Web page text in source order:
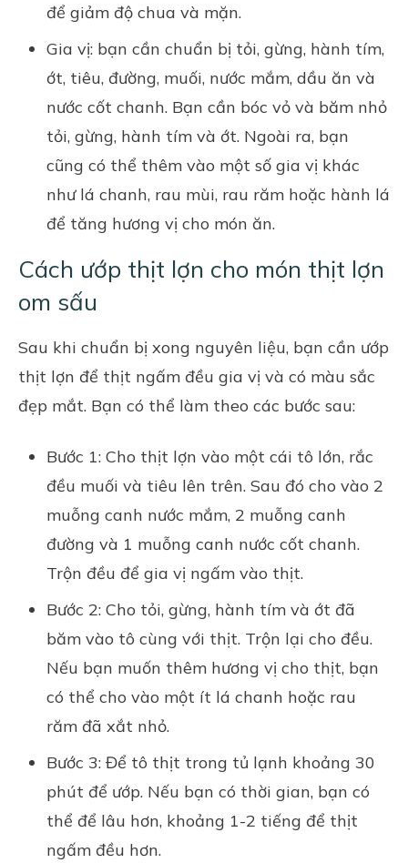
để giảm độ chua và mặn.
Gia vị: bạn cần chuẩn bị tỏi, gừng, hành tím,
ớt, tiêu, đường, muối, nước mắm, dầu ăn và
nước cốt chanh. Bạn cần bóc vỏ và băm nhỏ
tỏi, gừng, hành tím và ớt. Ngoài ra, bạn
cũng có thể thêm vào một số gia vị khác
như lá chanh, rau mùi, rau răm hoặc hành lá
để tăng hương vị cho món ăn.
Cách ướp thịt lợn cho món thịt lợn
om sấu
Sau khi chuẩn bị xong nguyên liệu, bạn cần ướp
thịt lợn để thịt ngấm đều gia vị và có màu sắc
đẹp mắt. Bạn có thể làm theo các bước sau:
Bước 1: Cho thịt lợn vào một cái tô lớn, rắc
đều muối và tiêu lên trên. Sau đó cho vào 2
muỗng canh nước mắm, 2 muỗng canh
đường và 1 muỗng canh nước cốt chanh.
Trộn đều để gia vị ngấm vào thịt.
Bước 2: Cho tỏi, gừng, hành tím và ớt đã
băm vào tô cùng với thịt. Trộn lại cho đều.
Nếu bạn muốn thêm hương vị cho thịt, bạn
có thể cho vào một ít lá chanh hoặc rau
răm đã xắt nhỏ.
Bước 3: Để tô thịt trong tủ lạnh khoảng 30
phút để ướp. Nếu bạn có thời gian, bạn có
thể để lâu hơn, khoảng 1-2 tiếng để thịt
ngấm đều hơn.